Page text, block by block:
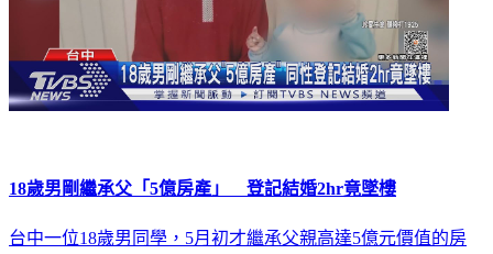
18歲男剛繼承父「5億房產」 登記結婚2hr竟墜樓
台中一位18歲男同學，5月初才繼承父親高達5億元價值的房